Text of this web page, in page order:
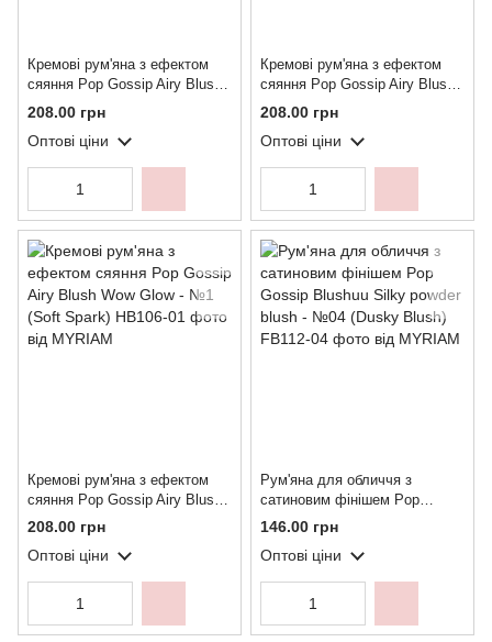
Кремові рум'яна з ефектом
сяяння Pop Gossip Airy Blush
Wow Glow - №3 (Rosy Glow)
208.00 грн
Оптові ціни
Кремові рум'яна з ефектом
сяяння Pop Gossip Airy Blush
Wow Glow - №2 (Pink Pop)
208.00 грн
Оптові ціни
Кремові рум'яна з ефектом
сяяння Pop Gossip Airy Blush
Wow Glow - №1 (Soft Spark)
208.00 грн
Оптові ціни
Рум'яна для обличчя з
сатиновим фінішем Pop
Gossip Blushuu Silky powder
blush - №04 (Dusky Blush)
146.00 грн
Оптові ціни